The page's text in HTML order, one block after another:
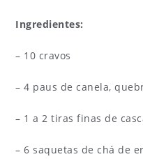
Ingredientes:
– 10 cravos
– 4 paus de canela,
– 1 a 2 tiras finas de
– 6 saquetas de chá de